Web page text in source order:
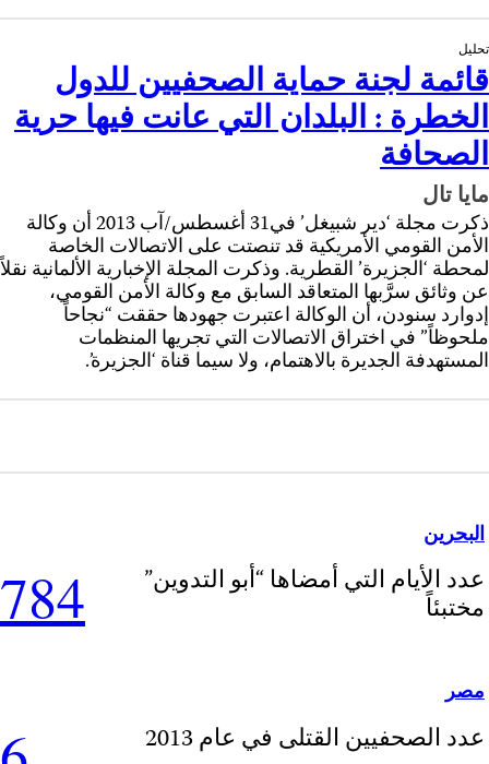
تحليل
قائمة لجنة حماية الصحفيين للدول
الخطرة : البلدان التي عانت فيها حرية
الصحافة
مايا تال
ذكرت مجلة ‘دير شبيغل’ في31 أغسطس/آب 2013 أن وكالة
الأمن القومي الأمريكية قد تنصتت على الاتصالات الخاصة
لمحطة ‘الجزيرة’ القطرية. وذكرت المجلة الإخبارية الألمانية نقلاً
عن وثائق سرَّبها المتعاقد السابق مع وكالة الأمن القومي،
إدوارد سنودن، أن الوكالة اعتبرت جهودها حققت “نجاحاً
ملحوظاً” في اختراق الاتصالات التي تجريها المنظمات
المستهدفة الجديرة بالاهتمام، ولا سيما قناة ‘الجزيرة’.
البحرين
784 عدد الأيام التي أمضاها “أبو التدوين”
مختبئاً
مصر
عدد الصحفيين القتلى في عام 2013